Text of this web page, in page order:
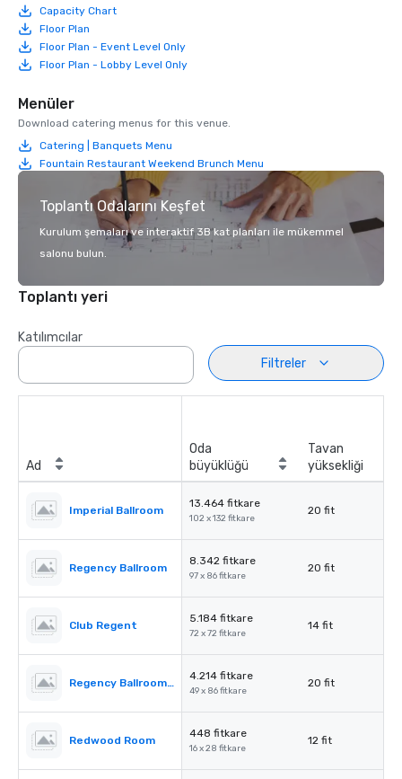
Capacity Chart
Floor Plan
Floor Plan - Event Level Only
Floor Plan - Lobby Level Only
Menüler
Download catering menus for this venue.
Catering | Banquets Menu
Fountain Restaurant Weekend Brunch Menu
Toplantı Odalarını Keşfet
Kurulum şemaları ve interaktif 3B kat planları ile mükemmel
salonu bulun.
Toplantı yeri
Katılımcılar
Filtreler
Ad
Oda
büyüklüğü
Tavan
yüksekliği
Imperial Ballroom
13.464 fitkare
102 x 132 fitkare
20 fit
Regency Ballroom
8.342 fitkare
97 x 86 fitkare
20 fit
Club Regent
5.184 fitkare
72 x 72 fitkare
14 fit
Regency Ballroom II
4.214 fitkare
49 x 86 fitkare
20 fit
Redwood Room
448 fitkare
16 x 28 fitkare
12 fit